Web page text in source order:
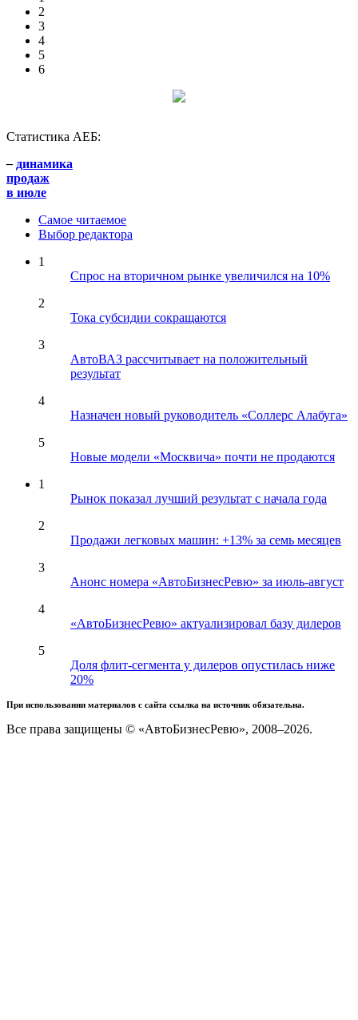
2
3
4
5
6
Статистика АЕБ:
– динамика
продаж
в июле
Самое читаемое
Выбор редактора
1
Спрос на вторичном рынке увеличился на 10%
2
Тока субсидии сокращаются
3
АвтоВАЗ рассчитывает на положительный
результат
4
Назначен новый руководитель «Соллерс Алабуга»
5
Новые модели «Москвича» почти не продаются
1
Рынок показал лучший результат с начала года
2
Продажи легковых машин: +13% за семь месяцев
3
Анонс номера «АвтоБизнесРевю» за июль-август
4
«АвтоБизнесРевю» актуализировал базу дилеров
5
Доля флит-сегмента у дилеров опустилась ниже
20%
При использовании материалов с сайта ссылка на источник обязательна.
Все права защищены © «АвтоБизнесРевю», 2008–2026.